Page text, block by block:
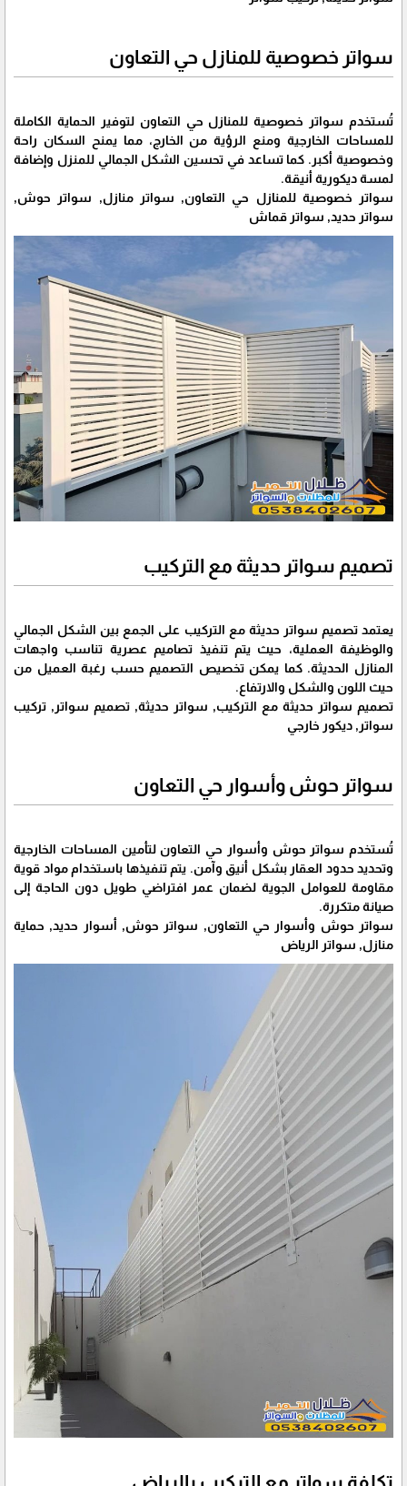
سواتر خصوصية للمنازل حي التعاون
تُستخدم سواتر خصوصية للمنازل حي التعاون لتوفير الحماية الكاملة
للمساحات الخارجية ومنع الرؤية من الخارج، مما يمنح السكان راحة
وخصوصية أكبر. كما تساعد في تحسين الشكل الجمالي للمنزل وإضافة
لمسة ديكورية أنيقة.
سواتر خصوصية للمنازل حي التعاون, سواتر منازل, سواتر حوش,
سواتر حديد, سواتر قماش
تصميم سواتر حديثة مع التركيب
يعتمد تصميم سواتر حديثة مع التركيب على الجمع بين الشكل الجمالي
والوظيفة العملية، حيث يتم تنفيذ تصاميم عصرية تناسب واجهات
المنازل الحديثة. كما يمكن تخصيص التصميم حسب رغبة العميل من
حيث اللون والشكل والارتفاع.
تصميم سواتر حديثة مع التركيب, سواتر حديثة, تصميم سواتر, تركيب
سواتر, ديكور خارجي
سواتر حوش وأسوار حي التعاون
تُستخدم سواتر حوش وأسوار حي التعاون لتأمين المساحات الخارجية
وتحديد حدود العقار بشكل أنيق وآمن. يتم تنفيذها باستخدام مواد قوية
مقاومة للعوامل الجوية لضمان عمر افتراضي طويل دون الحاجة إلى
صيانة متكررة.
سواتر حوش وأسوار حي التعاون, سواتر حوش, أسوار حديد, حماية
منازل, سواتر الرياض